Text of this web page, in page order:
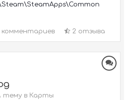
комментариев 2 отзыва
тему в Карты